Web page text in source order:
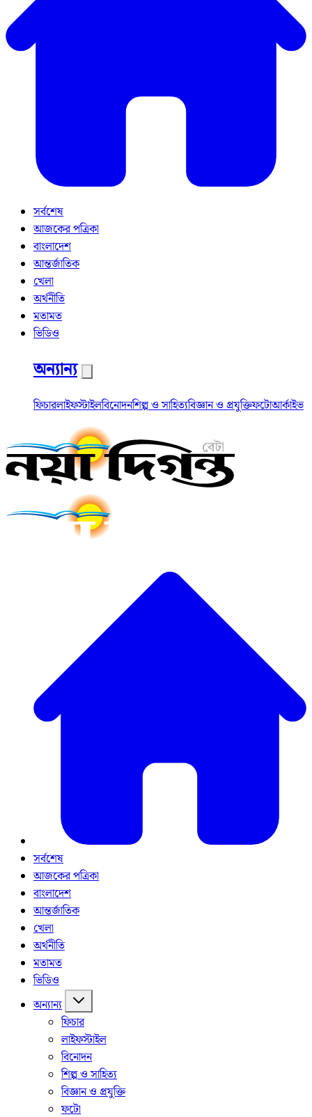
সর্বশেষ
আজকের পত্রিকা
বাংলাদেশ
আন্তর্জাতিক
খেলা
অর্থনীতি
মতামত
ভিডিও
অন্যান্য
ফিচারলাইফস্টাইলবিনোদনশিল্প ও সাহিত্যবিজ্ঞান ও প্রযুক্তিফটোআর্কাইভ
সর্বশেষ
আজকের পত্রিকা
বাংলাদেশ
আন্তর্জাতিক
খেলা
অর্থনীতি
মতামত
ভিডিও
অন্যান্য
ফিচার
লাইফস্টাইল
বিনোদন
শিল্প ও সাহিত্য
বিজ্ঞান ও প্রযুক্তি
ফটো